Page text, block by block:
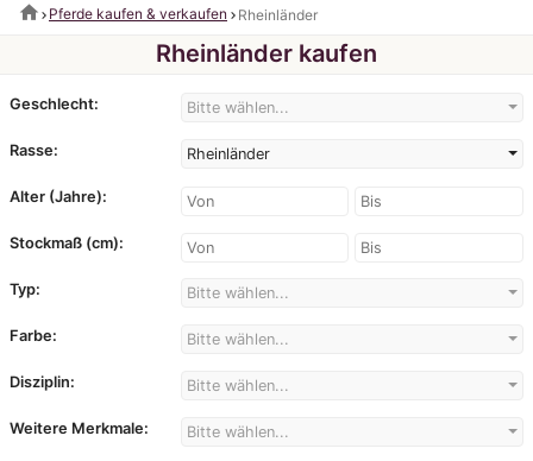
home Pferde kaufen & verkaufen Rheinländer
Rheinländer kaufen
Geschlecht: Bitte wählen...
Rasse: Rheinländer
Alter (Jahre):
Stockmaß (cm):
Typ: Bitte wählen...
Farbe: Bitte wählen...
Disziplin: Bitte wählen...
Weitere Merkmale: Bitte wählen...